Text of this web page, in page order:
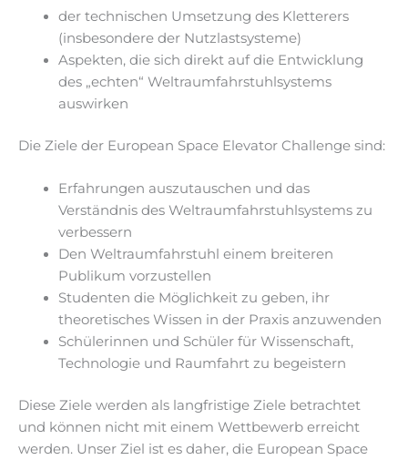
der technischen Umsetzung des Kletterers
(insbesondere der Nutzlastsysteme)
Aspekten, die sich direkt auf die Entwicklung
des „echten“ Weltraumfahrstuhlsystems
auswirken
Die Ziele der European Space Elevator Challenge sind:
Erfahrungen auszutauschen und das
Verständnis des Weltraumfahrstuhlsystems zu
verbessern
Den Weltraumfahrstuhl einem breiteren
Publikum vorzustellen
Studenten die Möglichkeit zu geben, ihr
theoretisches Wissen in der Praxis anzuwenden
Schülerinnen und Schüler für Wissenschaft,
Technologie und Raumfahrt zu begeistern
Diese Ziele werden als langfristige Ziele betrachtet
und können nicht mit einem Wettbewerb erreicht
werden. Unser Ziel ist es daher, die European Space